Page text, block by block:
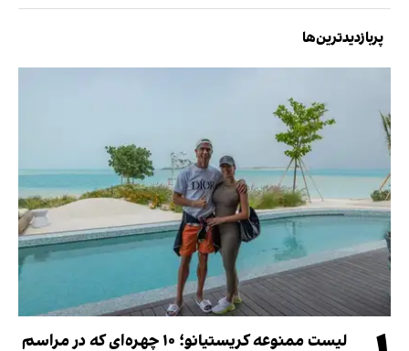
پربازدیدترین‌ها
لیست ممنوعه کریستیانو؛ ۱۰ چهره‌ای که در مراسم